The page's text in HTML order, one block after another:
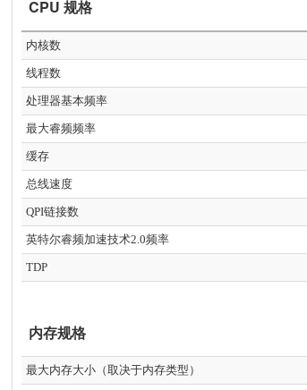
CPU 规格
内核数
线程数
处理器基本频率
最大睿频频率
缓存
总线速度
QPI链接数
英特尔睿频加速技术2.0频率
TDP
内存规格
最大内存大小（取决于内存类型）